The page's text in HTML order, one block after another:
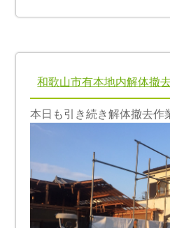
和歌山市有本地内解体撤
本日も引き続き解体撤去作